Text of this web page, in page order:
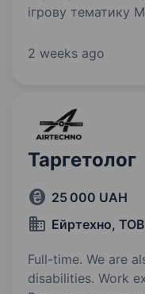
ігрову тематику
умови та ризики,
2 weeks ago
Таргетолог
25 000 UAH
Ейртехно, ТОВ
Full-time. We are
disabilities. Work